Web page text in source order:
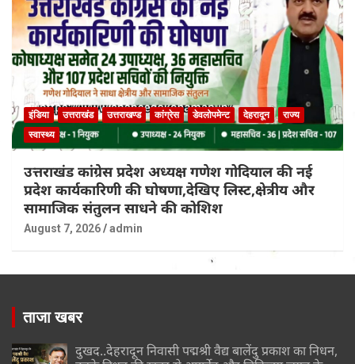
इंडिया उत्तराखंड उत्तराखण्ड कांग्रेस डेवलोपमेन्ट देहरादून
राज्य
स्वास्थ्य
उत्तराखंड कांग्रेस प्रदेश अध्यक्ष गणेश गोदियाल की नई
प्रदेश कार्यकारिणी की घोषणा,देखिए लिस्ट,क्षेत्रीय और
सामाजिक संतुलन साधने की कोशिश
August 7, 2026 admin
ताजा खबर
दुखद..देहरादून निवासी पद्मश्री वैद्य बालेंदु प्रकाश का निधन,